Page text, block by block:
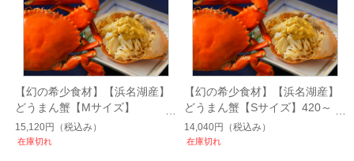
【幻の希少食材】【浜名湖産】
どうまん蟹【Mサイズ】
500~579g
15,120円 （税込み）
在庫切れ
【幻の希少食材】【浜名湖産】
どうまん蟹【Sサイズ】420～
499ｇ
14,040円 （税込み）
在庫切れ